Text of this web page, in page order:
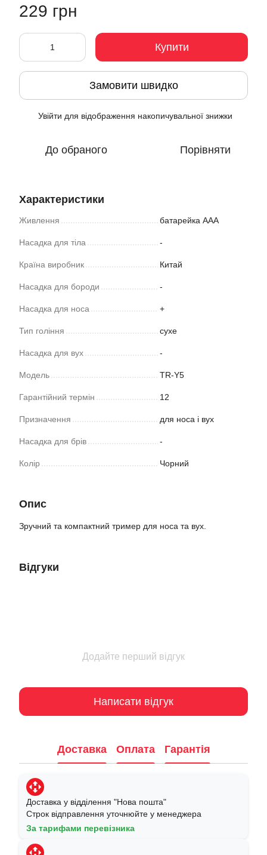
229 грн
Купити
Замовити швидко
Увійти для відображення накопичувальної знижки
До обраного Порівняти
Характеристики
Живлення батарейка ААА
Насадка для тіла -
Країна виробник Китай
Насадка для бороди -
Насадка для носа +
Тип гоління сухе
Насадка для вух -
Модель TR-Y5
Гарантійний термін 12
Призначення для носа і вух
Насадка для брів -
Колір Чорний
Опис
Зручний та компактний тример для носа та вух.
Відгуки
Додайте перший відгук
Написати відгук
Доставка Оплата Гарантія
Доставка у відділення "Нова пошта"
Строк відправлення уточнюйте у менеджера
За тарифами перевізника